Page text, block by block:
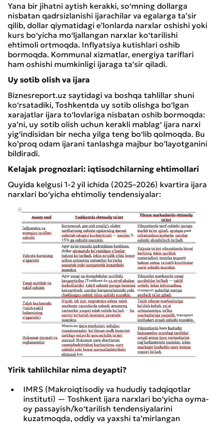
Yana bir jihatni aytish kerakki, so‘mning dollarga
nisbatan qadrsizlanishi ijarachilar va egalarga ta’sir
qilib, dollar qiymatidagi e’lonlarda narxlar oshishi yoki
kurs bo‘yicha mo‘ljallangan narxlar ko‘tarilishi
ehtimoli ortmoqda. Inflyatsiya kutishlari oshib
bormoqda. Kommunal xizmatlar, energiya tariflari
ham oshishi mumkinligi ijaraga ta’sir qiladi.
Uy sotib olish va ijara
Biznesreport.uz saytidagi va boshqa tahlillar shuni
ko‘rsatadiki, Toshkentda uy sotib olishga bo‘lgan
xarajatlar ijara to‘lovlariga nisbatan oshib bormoqda:
ya’ni, uy sotib olish uchun kerakli mablag‘ ijara narxi
yig‘indisidan bir necha yilga teng bo‘lib qolmoqda. Bu
ko’proq odam ijarani tanlashga majbur bo’layotganini
bildiradi.
Kelajak prognozlari: iqtisodchilarning ehtimollari
Quyida kelgusi 1-2 yil ichida (2025–2026) kvartira ijara
narxlari bo‘yicha ehtimoliy tendensiyalar:
Yirik tahlilchilar nima deyapti?
IMRS (Makroiqtisodiy va hududiy tadqiqotlar
instituti) — Toshkent ijara narxlari bo‘yicha oyma-
oy passayish/ko‘tarilish tendensiyalarini
kuzatmoqda, oddiy va yaxshi ta’mirlangan